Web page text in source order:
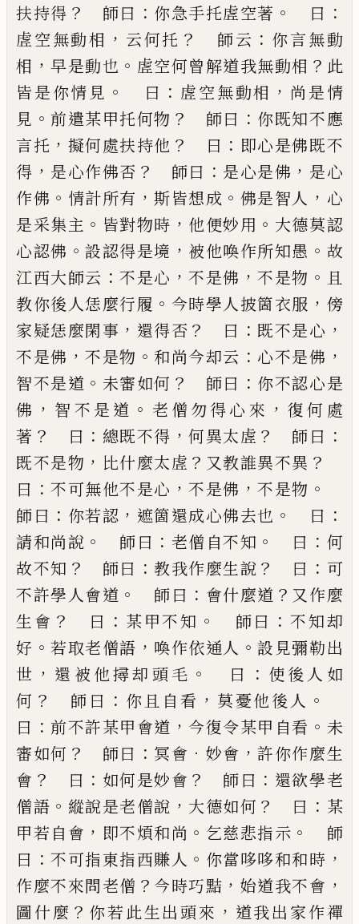
扶持得 ？ 師曰 ： 你急手托虗空著 。 曰 ：
虗空無動相 ， 云何托 ？ 師云 ： 你言無動
相 ，早是動也 。 虗空何曾解道我無動相 ？ 此
皆是你情見 。 曰 ： 虗空無動相 ， 尚是情
見 。前遣某甲托何物 ？ 師曰 ： 你既知不應
言托 ， 擬何處扶持他 ？ 曰 ： 即心是佛既不
得 ， 是心作佛否 ？ 師曰 ： 是心是佛 ， 是心
作佛 。 情計所有 ，斯皆想成 。 佛是智人 ， 心
是采集主 。 皆對物時 ， 他便妙用 。 大德莫認
心認佛 。設認得是境 ， 被他喚作所知愚 。 故
江西大師云 ：不是心 ，不是佛 ，不是物 。 且
教你後人恁麼行履 。 今時學人披箇衣服 ， 傍
家疑恁麼閑事 ， 還得否 ？ 曰 ： 既不是心 ，
不是佛 ，不是物 。 和尚今却云 ： 心不是佛 ，
智不是道 。 未審如何 ？ 師曰 ： 你不認心是
佛 ， 智不是道 。 老僧勿得心來 ，復何處
著 ？ 曰 ： 總既不得 ，何異太虗 ？ 師曰 ：
既不是物 ， 比什麼太虗 ？ 又教誰異不異 ？
曰 ：不可無他不是心 ，不是佛 ，不是物 。
師曰 ： 你若認 ， 遮箇還成心佛去也 。 曰 ：
請和尚說 。 師曰 ： 老僧自不知 。 曰 ： 何
故不知 ？ 師曰 ：教我作麼生說 ？ 曰 ： 可
不許學人會道 。 師曰 ： 會什麼道 ？ 又作麼
生會 ？ 曰 ： 某甲不知 。 師曰 ： 不知却
好 。若取老僧語 ， 喚作依通人 。設見彌勒出
世 ， 還 被他撏却頭毛 。 曰 ： 使後人如
何 ？ 師曰 ： 你且自看 ， 莫憂他後人 。
曰 ：前不許某甲會道 ， 今復令某甲自看 。 未
審如何 ？ 師曰 ： 冥會 ． 妙會 ，許你作麼生
會 ？ 曰 ： 如何是妙會 ？ 師曰 ： 還欲學老
僧語 。 縱說是老僧說 ， 大德如何 ？ 曰 ： 某
甲若自會 ， 即不煩和尚 。 乞慈悲指示 。
師
曰 ：不可指東指西賺人 。 你當哆哆和和時 ，
作麼不來問老僧 ？ 今時巧黠 ， 始道我不會 ，
圖什麼 ？ 你若此生出頭來 ， 道我出 家作禪